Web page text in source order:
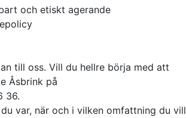
och etiskt agerande
till oss. Vill du hellre börja med att
Åsbrink på
36.
var, när och i vilken omfattning du vill